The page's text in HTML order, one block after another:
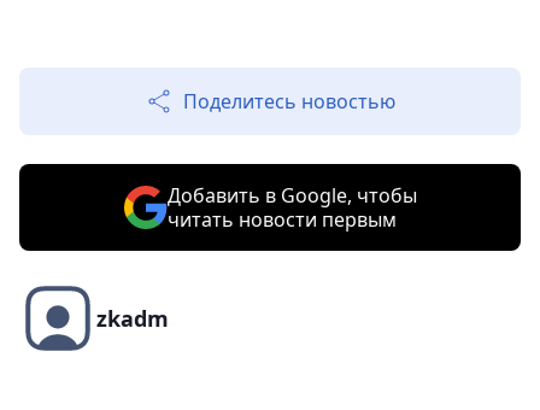
Поделитесь новостью
Добавить в Google, чтобы
читать новости первым
zkadm